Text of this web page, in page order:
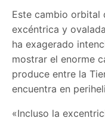
Este cambio orbital
excéntrica y
ha exagerado
mostrar el enorme
produce entre la
encuentra en
«Incluso la